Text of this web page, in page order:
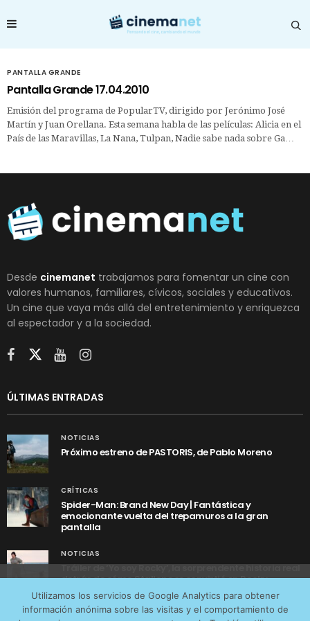
PANTALLA GRANDE
Pantalla Grande 17.04.2010
Emisión del programa de PopularTV, dirigido por Jerónimo José
Martín y Juan Orellana. Esta semana habla de las películas: Alicia en el
País de las Maravillas, La Nana, Tulpan, Nadie sabe nada sobre Ga…
Desde cinemanet trabajamos para fomentar un cine con
valores humanos, familiares, cívicos, sociales y educativos.
Un cine que vaya más allá del entretenimiento y enriquezca
al espectador y a la sociedad.
ÚLTIMAS ENTRADAS
NOTICIAS
Próximo estreno de PASTORIS, de Pablo Moreno
CRÍTICAS
Spider-Man: Brand New Day | Fantástica y
emocionante vuelta del trepamuros a la gran
pantalla
NOTICIAS
Tráiler de ‘Yo soy Rocky’, la sorprendente historia real
detrás de cómo Stallone se convirtió en Rocky
Utilizamos los servicios de Google Analytics para obtener
información anónima sobre las visitas y el comportamiento de
tráfico web que recibimos y conocer los servicios que